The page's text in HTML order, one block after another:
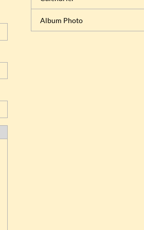
Album Photo